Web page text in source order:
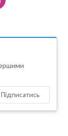
Підписатись